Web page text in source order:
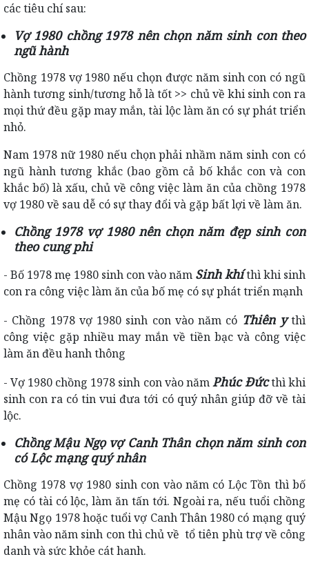
các tiêu chí sau:
Vợ 1980 chồng 1978 nên chọn năm sinh con theo
ngũ hành
Chồng 1978 vợ 1980 nếu chọn được năm sinh con có ngũ
hành tương sinh/tương hỗ là tốt >> chủ về khi sinh con ra
mọi thứ đều gặp may mắn, tài lộc làm ăn có sự phát triển
nhỏ.
Nam 1978 nữ 1980 nếu chọn phải nhầm năm sinh con có
ngũ hành tương khắc (bao gồm cả bố khắc con và con
khắc bố) là xấu, chủ về công việc làm ăn của chồng 1978
vợ 1980 về sau dễ có sự thay đổi và gặp bất lợi về làm ăn.
Chồng 1978 vợ 1980 nên chọn năm đẹp sinh con
theo cung phi
- Bố 1978 mẹ 1980 sinh con vào năm Sinh khíthì khi sinh
con ra công việc làm ăn của bố mẹ có sự phát triển mạnh
- Chồng 1978 vợ 1980 sinh con vào năm có Thiên ythì
công việc gặp nhiều may mắn về tiền bạc và công việc
làm ăn đều hanh thông
- Vợ 1980 chồng 1978 sinh con vào nămPhúc Đứcthì khi
sinh con ra có tin vui đưa tới có quý nhân giúp đỡ về tài
lộc.
Chồng Mậu Ngọ vợ Canh Thân chọn năm sinh con
có Lộc mạng quý nhân
Chồng 1978 vợ 1980 sinh con vào năm có Lộc Tồn thì bố
mẹ có tài có lộc, làm ăn tấn tới. Ngoài ra, nếu tuổi chồng
Mậu Ngọ 1978 hoặc tuổi vợ Canh Thân 1980 có mạng quý
nhân vào năm sinh con thì chủ về tổ tiên phù trợ về công
danh và sức khỏe cát hanh.